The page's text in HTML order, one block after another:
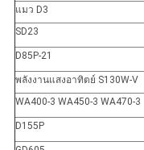
แมว D3
SD23
D85P-21
พลังงานแสงอาทิตย์ S130W-V
WA400-3 WA450-3 WA470-3
D155P